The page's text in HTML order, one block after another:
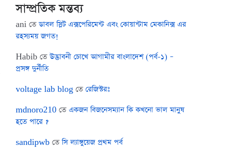
সাম্প্রতিক মন্তব্য
ani তেডাবল স্লিট এক্সপেরিমেন্ট এবং কোয়ান্টাম মেকানিক্স এর
রহস্যময় জগত!
Habib তেউদ্ভাবনী চোখে আগামীর বাংলাদেশ (পর্ব-১) –
প্রসঙ্গ দুর্নীতি
voltage lab blog তেরেজিস্টরঃ
mdnoro210 তেএকজন বিজনেসম্যান কি কখনো ভাল মানুষ
হতে পারে ?
sandipwb তেসি ল্যাঙ্গুয়েজ প্রথম পর্ব